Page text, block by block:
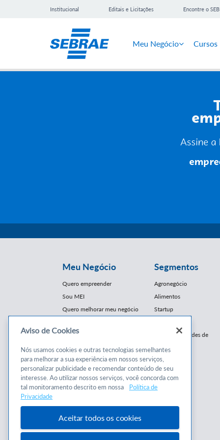
Institucional Editais e Licitações Encontre o
Meu Negócio Cursos
Meu Negócio
Quero empreender
Sou MEI
Quero melhorar meu negócio
Cursos e
Conteúdos
Cursos
Consultorias
Programas
Segmentos
Agronegócio
Alimentos
Startup
Franquias / Redes de
Moda
Moveleiro
Saúde
Turismo
Mercopar
Aviso de Cookies
Nós usamos cookies e outras tecnologias semelhantes
para melhorar a sua experiência em nossos serviços,
personalizar publicidade e recomendar conteúdo de seu
interesse. Ao utilizar nossos serviços, você concorda com
tal monitoramento descrito em nossa
Política de
Privacidade
Aceitar todos os cookies